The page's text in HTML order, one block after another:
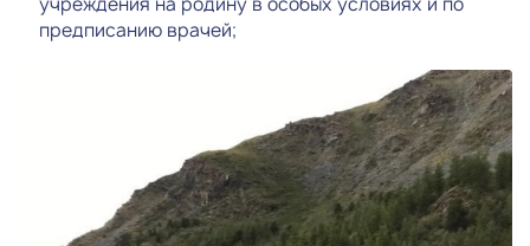
предписанию врачей;